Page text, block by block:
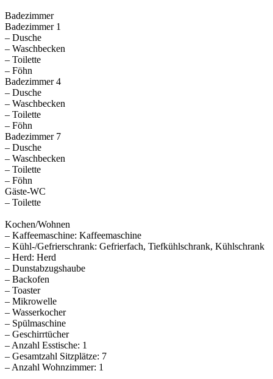
Badezimmer
Badezimmer 1
– Dusche
– Waschbecken
– Toilette
– Föhn
Badezimmer 4
– Dusche
– Waschbecken
– Toilette
– Föhn
Badezimmer 7
– Dusche
– Waschbecken
– Toilette
– Föhn
Gäste-WC
– Toilette
Kochen/Wohnen
– Kaffeemaschine: Kaffeemaschine
– Kühl-/Gefrierschrank: Gefrierfach, Tiefkühlschrank, Kühlschrank
– Herd: Herd
– Dunstabzugshaube
– Backofen
– Toaster
– Mikrowelle
– Wasserkocher
– Spülmaschine
– Geschirrtücher
– Anzahl Esstische: 1
– Gesamtzahl Sitzplätze: 7
– Anzahl Wohnzimmer: 1